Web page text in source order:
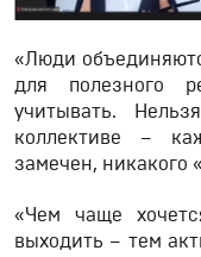
«Люди
для полезного
учитывать.
коллективе –
замечен, никакого
«Чем чаще
выходить – тем